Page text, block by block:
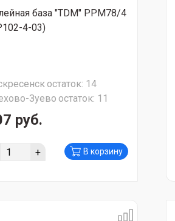
база "TDM" РРМ78/4
4-03)
остаток: 14
Зуево остаток: 11
руб.
+ В корзину